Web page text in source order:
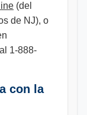
(del
de NJ), o
1-888-
con la